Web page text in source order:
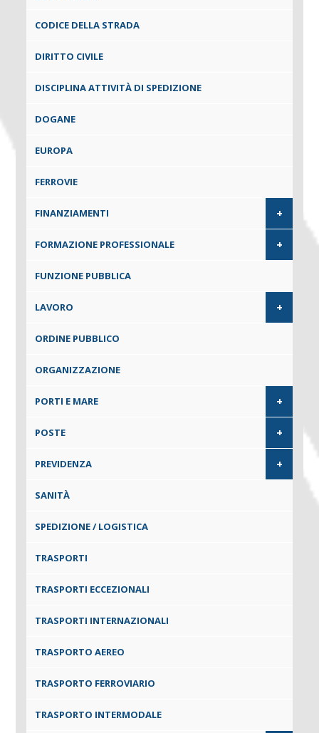
CODICE DELLA STRADA
DIRITTO CIVILE
DISCIPLINA ATTIVITÀ DI SPEDIZIONE
DOGANE
EUROPA
FERROVIE
FINANZIAMENTI +
FORMAZIONE PROFESSIONALE +
FUNZIONE PUBBLICA
LAVORO +
ORDINE PUBBLICO
ORGANIZZAZIONE
PORTI E MARE +
POSTE +
PREVIDENZA +
SANITÀ
SPEDIZIONE / LOGISTICA
TRASPORTI
TRASPORTI ECCEZIONALI
TRASPORTI INTERNAZIONALI
TRASPORTO AEREO
TRASPORTO FERROVIARIO
TRASPORTO INTERMODALE